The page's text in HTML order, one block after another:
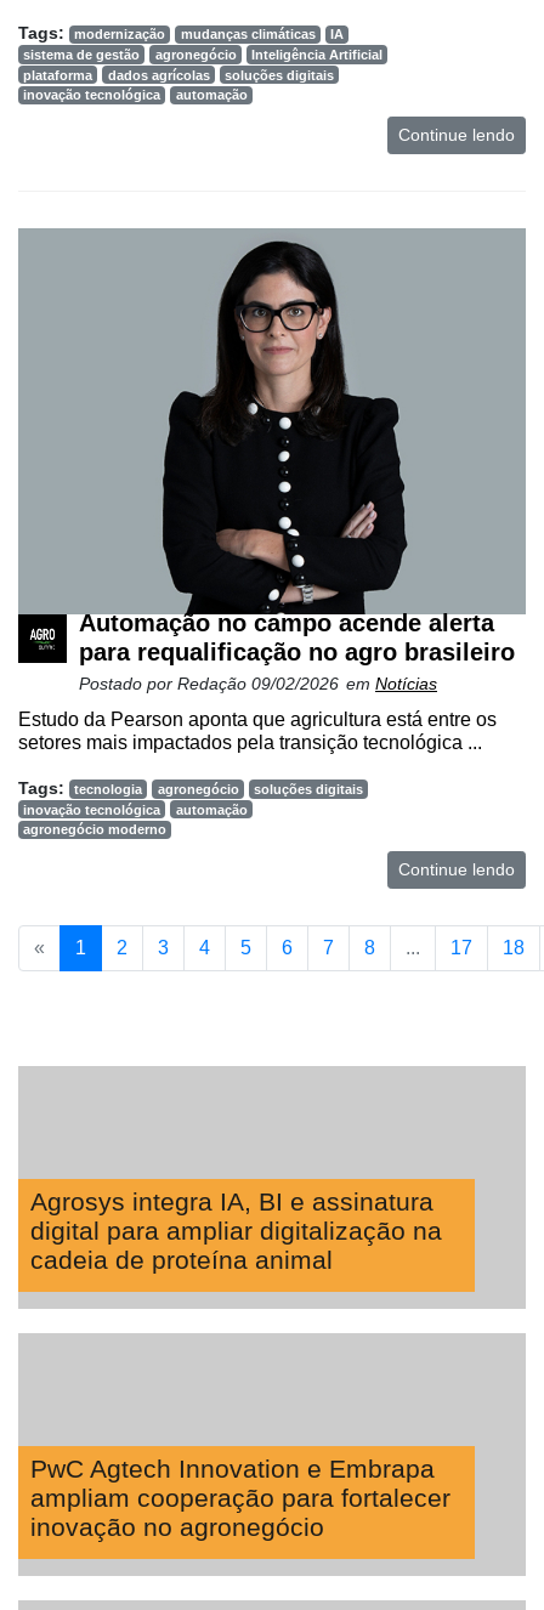
Tags: modernização mudanças climáticas
IA
sistema de gestão
agronegócio
Inteligência Artificial
plataforma
dados agrícolas
soluções digitais
inovação tecnológica
automação
Continue lendo
Automação no campo acende alerta
para requalificação no agro brasileiro
Postado por Redação 09/02/2026 em Notícias
Estudo da Pearson aponta que agricultura está entre os
setores mais impactados pela transição tecnológica ...
Tags: tecnologia agronegócio
soluções digitais
inovação tecnológica
automação
agronegócio moderno
Continue lendo
« 1 2 3 4 5 6 7 8 ... 17 18
Agrosys integra IA, BI e assinatura
digital para ampliar digitalização na
cadeia de proteína animal
PwC Agtech Innovation e Embrapa
ampliam cooperação para fortalecer
inovação no agronegócio